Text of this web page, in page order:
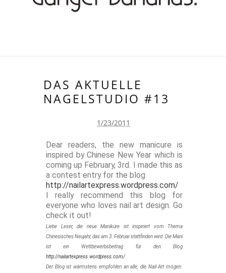
DAS AKTUELLE
NAGELSTUDIO #13
1/23/2011
Dear readers, the new manicure is
inspired by Chinese New Year which is
coming up February, 3rd. I made this as
a contest entry for the blog
http://nailartexpress.wordpress.com/
I really recommend this blog for
everyone who loves nail art design. Go
check it out!
Liebe Leser, die neue Maniküre ist inspiriert vom Thema
Chinesisches Neujahr, das am 3. Februar stattfinden wird. Die Mani
ist ein Wettbewerbsbeitrag für den Blog
http://nailartexpress.wordpress.com/
Der Blog ist wärmstens empfohlen an alle, die Nail Art mögen.